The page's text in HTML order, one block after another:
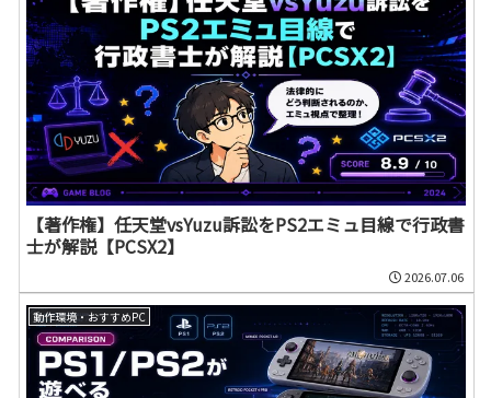
【著作権】任天堂vsYuzu訴訟をPS2エミュ目線で行政書
士が解説【PCSX2】
2026.07.06
動作環境・おすすめPC